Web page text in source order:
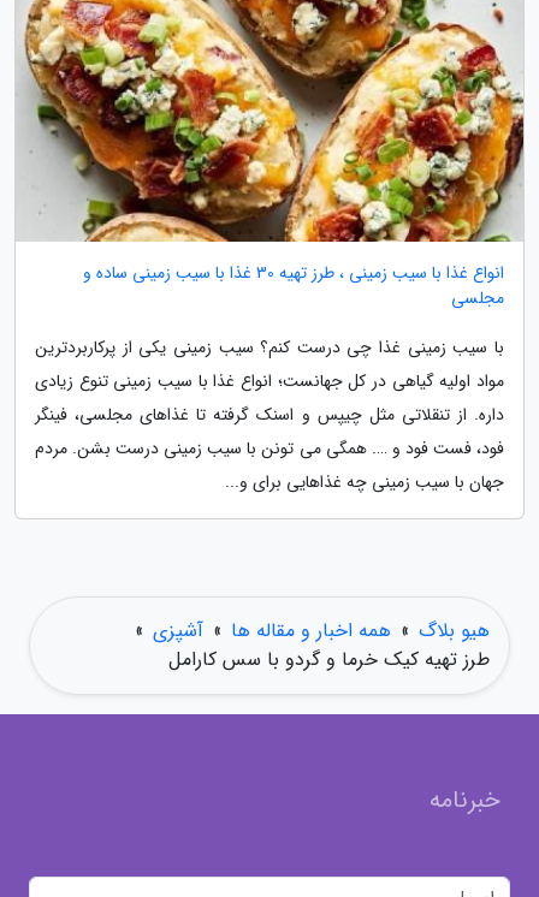
انواع غذا با سیب زمینی ، طرز تهیه 30 غذا با سیب زمینی ساده و
مجلسی
با سیب زمینی غذا چی درست کنم؟ سیب زمینی یکی از پرکاربردترین
مواد اولیه گیاهی در کل جهانست؛ انواع غذا با سیب زمینی تنوع زیادی
داره. از تنقلاتی مثل چیپس و اسنک گرفته تا غذاهای مجلسی، فینگر
فود، فست فود و …. همگی می تونن با سیب زمینی درست بشن. مردم
جهان با سیب زمینی چه غذاهایی برای و...
هیو بلاگ » همه اخبار و مقاله ها » آشپزی »
طرز تهیه کیک خرما و گردو با سس کارامل
خبرنامه